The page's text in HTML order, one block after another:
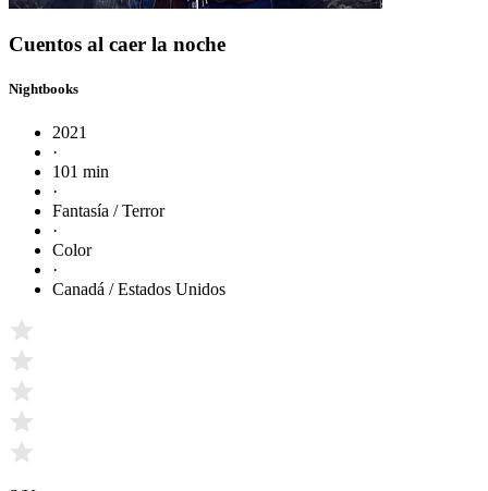
Cuentos al caer la noche
Nightbooks
2021
·
101 min
·
Fantasía / Terror
·
Color
·
Canadá / Estados Unidos